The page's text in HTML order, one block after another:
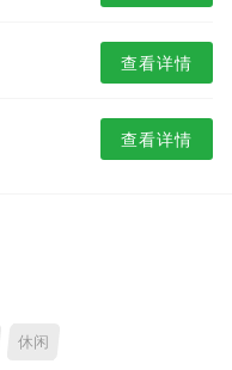
查看详情
查看详情
休闲